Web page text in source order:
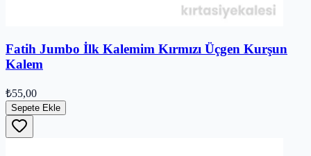
Fatih Jumbo İlk Kalemim Kırmızı Üçgen Kurşun
Kalem
₺55,00
Sepete Ekle